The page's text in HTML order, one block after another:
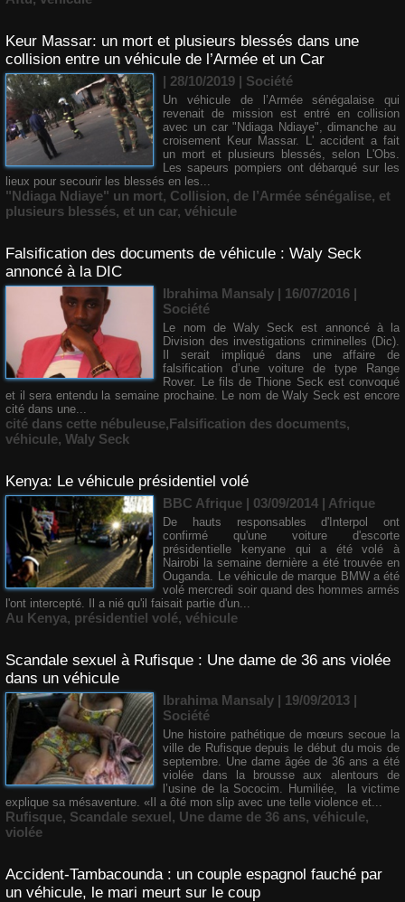
Keur Massar: un mort et plusieurs blessés dans une
collision entre un véhicule de l’Armée et un Car
| 28/10/2019 | Société
Un véhicule de l’Armée sénégalaise qui
revenait de mission est entré en collision
avec un car "Ndiaga Ndiaye", dimanche au
croisement Keur Massar. L' accident a fait
un mort et plusieurs blessés, selon L'Obs.
Les sapeurs pompiers ont débarqué sur les
lieux pour secourir les blessés en les...
"Ndiaga Ndiaye" un mort, Collision, de l’Armée sénégalise, et
plusieurs blessés, et un car, véhicule
Falsification des documents de véhicule : Waly Seck
annoncé à la DIC
Ibrahima Mansaly | 16/07/2016 |
Société
Le nom de Waly Seck est annoncé à la
Division des investigations criminelles (Dic).
Il serait impliqué dans une affaire de
falsification d’une voiture de type Range
Rover. Le fils de Thione Seck est convoqué
et il sera entendu la semaine prochaine. Le nom de Waly Seck est encore
cité dans une...
cité dans cette nébuleuse,​Falsification des documents,
véhicule, Waly Seck
Kenya: Le véhicule présidentiel volé
BBC Afrique | 03/09/2014 | Afrique
De hauts responsables d'Interpol ont
confirmé qu'une voiture d'escorte
présidentielle kenyane qui a été volé à
Nairobi la semaine dernière a été trouvée en
Ouganda. Le véhicule de marque BMW a été
volé mercredi soir quand des hommes armés
l'ont intercepté. Il a nié qu'il faisait partie d'un...
Au Kenya, présidentiel volé, véhicule
Scandale sexuel à Rufisque : Une dame de 36 ans violée
dans un véhicule
Ibrahima Mansaly | 19/09/2013 |
Société
Une histoire pathétique de mœurs secoue la
ville de Rufisque depuis le début du mois de
septembre. Une dame âgée de 36 ans a été
violée dans la brousse aux alentours de
l’usine de la Sococim. Humiliée, la victime
explique sa mésaventure. «Il a ôté mon slip avec une telle violence et...
Rufisque, Scandale sexuel, Une dame de 36 ans, véhicule,
violée
Accident-Tambacounda : un couple espagnol fauché par
un véhicule, le mari meurt sur le coup